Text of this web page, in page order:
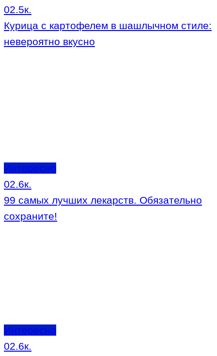
02.5к.
Курица с картофелем в шашлычном стиле:
невероятно вкусно
Интересно
02.6к.
99 самых лучших лекарств. Обязательно
сохраните!
Интересно
02.6к.